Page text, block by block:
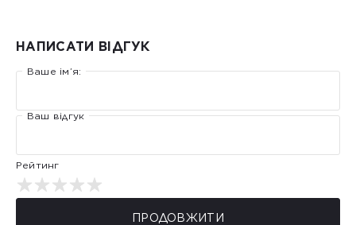
НАПИСАТИ ВІДГУК
Ваше ім’я:
Ваш відгук
Рейтинг
ПРОДОВЖИТИ